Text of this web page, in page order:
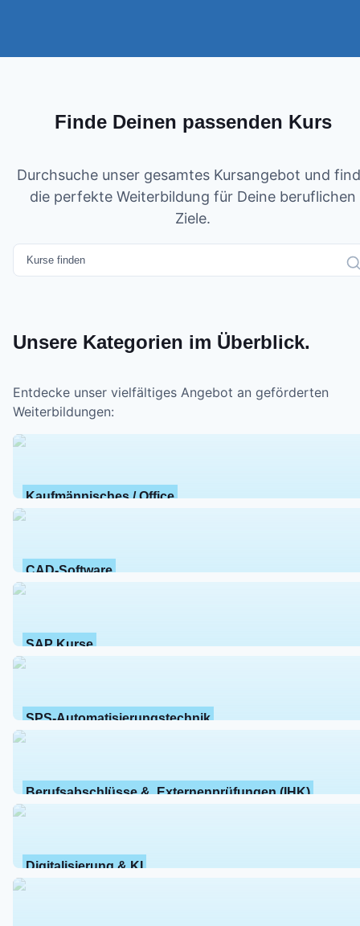
Finde Deinen passenden Kurs
Durchsuche unser gesamtes Kursangebot und
die perfekte Weiterbildung für Deine beruflichen
Ziele.
Unsere Kategorien im Überblick.
Entdecke unser vielfältiges Angebot an geförderten
Weiterbildungen:
Kaufmännisches / Office
CAD-Software
SAP Kurse
SPS-Automatisierungstechnik
Berufsabschlüsse &  Externenprüfungen (IHK)
Digitalisierung & KI